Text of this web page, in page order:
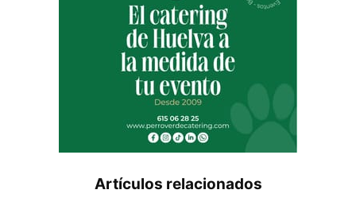
Artículos relacionados